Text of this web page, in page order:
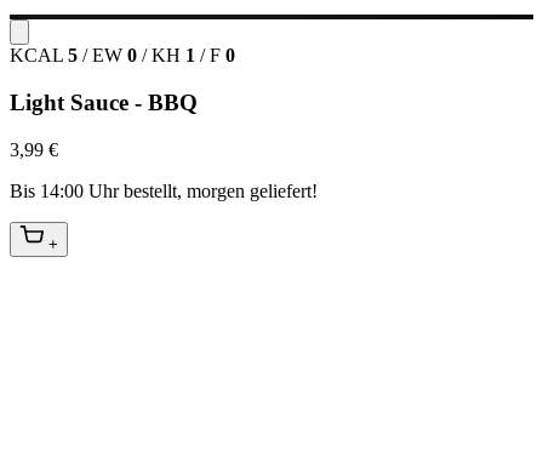
KCAL 5 / EW 0 / KH 1 / F 0
Light Sauce - BBQ
3,99 €
Bis 14:00 Uhr bestellt, morgen geliefert!
+